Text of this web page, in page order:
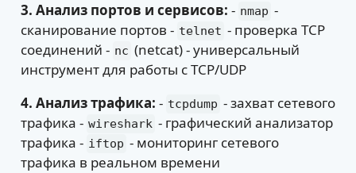
3. Анализ портов и сервисов: - nmap -
сканирование портов - telnet - проверка TCP
соединений - nc (netcat) - универсальный
инструмент для работы с TCP/UDP
4. Анализ трафика: - tcpdump - захват сетевого
трафика - wireshark - графический анализатор
трафика - iftop - мониторинг сетевого
трафика в реальном времени